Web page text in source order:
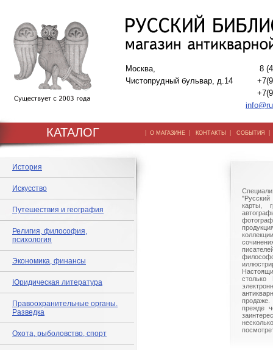
Москва,
Чистопрудный бульвар, д.14
8
КАТАЛОГ | О МАГАЗИНЕ | КОНТАКТЫ | СОБЫТИЯ
История
Искусство
Путешествия и география
Религия, философия,
психология
Экономика, финансы
Юридическая литература
Правоохранительные органы.
Разведка
Охота, рыболовство, спорт
"Русский
карты,
столько
прежде